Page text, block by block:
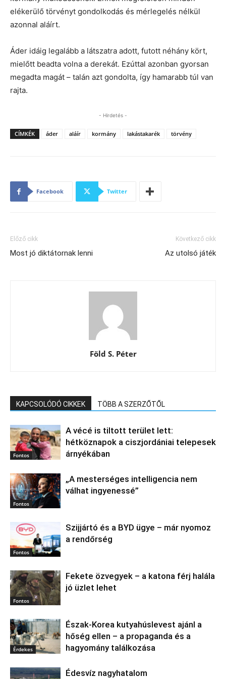
elékerülő törvényt gondolkodás és mérlegelés nélkül
azonnal aláírt.
Áder idáig legalább a látszatra adott, futott néhány kört,
mielőtt beadta volna a derekát. Ezúttal azonban gyorsan
megadta magát – talán azt gondolta, így hamarabb túl van
rajta.
- Hirdetés -
CÍMKÉK áder aláír kormány lakástakarék törvény
Facebook Twitter
Előző cikk
Most jó diktátornak lenni
Következő cikk
Az utolsó játék
Föld S. Péter
KAPCSOLÓDÓ CIKKEK TÖBB A SZERZŐTŐL
Fontos
A vécé is tiltott terület lett:
hétköznapok a ciszjordániai telepesek
árnyékában
Fontos
„A mesterséges intelligencia nem
válhat ingyenessé”
Fontos
Szijjártó és a BYD ügye – már nyomoz
a rendőrség
Fontos
Fekete özvegyek – a katona férj halála
jó üzlet lehet
Érdekes
Észak‑Korea kutyahúslevest ajánl a
hőség ellen – a propaganda és a
hagyomány találkozása
Édesvíz nagyhatalom